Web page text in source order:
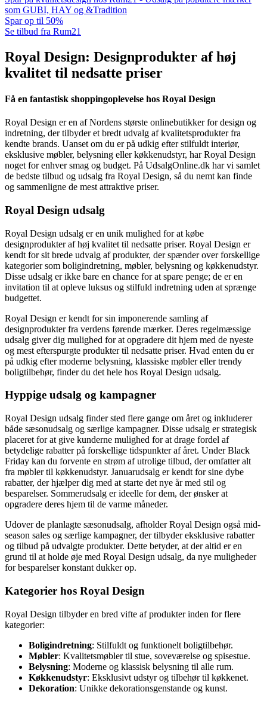
som GUBI, HAY og &Tradition
Spar op til 50%
Se tilbud fra Rum21
Royal Design: Designprodukter af høj
kvalitet til nedsatte priser
Få en fantastisk shoppingoplevelse hos Royal Design
Royal Design er en af Nordens største onlinebutikker for design og
indretning, der tilbyder et bredt udvalg af kvalitetsprodukter fra
kendte brands. Uanset om du er på udkig efter stilfuldt interiør,
eksklusive møbler, belysning eller køkkenudstyr, har Royal Design
noget for enhver smag og budget. På UdsalgOnline.dk har vi samlet
de bedste tilbud og udsalg fra Royal Design, så du nemt kan finde
og sammenligne de mest attraktive priser.
Royal Design udsalg
Royal Design udsalg er en unik mulighed for at købe
designprodukter af høj kvalitet til nedsatte priser. Royal Design er
kendt for sit brede udvalg af produkter, der spænder over forskellige
kategorier som boligindretning, møbler, belysning og køkkenudstyr.
Disse udsalg er ikke bare en chance for at spare penge; de er en
invitation til at opleve luksus og stilfuld indretning uden at sprænge
budgettet.
Royal Design er kendt for sin imponerende samling af
designprodukter fra verdens førende mærker. Deres regelmæssige
udsalg giver dig mulighed for at opgradere dit hjem med de nyeste
og mest efterspurgte produkter til nedsatte priser. Hvad enten du er
på udkig efter moderne belysning, klassiske møbler eller trendy
boligtilbehør, finder du det hele hos Royal Design udsalg.
Hyppige udsalg og kampagner
Royal Design udsalg finder sted flere gange om året og inkluderer
både sæsonudsalg og særlige kampagner. Disse udsalg er strategisk
placeret for at give kunderne mulighed for at drage fordel af
betydelige rabatter på forskellige tidspunkter af året. Under Black
Friday kan du forvente en strøm af utrolige tilbud, der omfatter alt
fra møbler til køkkenudstyr. Januarudsalg er kendt for sine dybe
rabatter, der hjælper dig med at starte det nye år med stil og
besparelser. Sommerudsalg er ideelle for dem, der ønsker at
opgradere deres hjem til de varme måneder.
Udover de planlagte sæsonudsalg, afholder Royal Design også mid-
season sales og særlige kampagner, der tilbyder eksklusive rabatter
og tilbud på udvalgte produkter. Dette betyder, at der altid er en
grund til at holde øje med Royal Design udsalg, da nye muligheder
for besparelser konstant dukker op.
Kategorier hos Royal Design
Royal Design tilbyder en bred vifte af produkter inden for flere
kategorier:
Boligindretning: Stilfuldt og funktionelt boligtilbehør.
Møbler: Kvalitetsmøbler til stue, soveværelse og spisestue.
Belysning: Moderne og klassisk belysning til alle rum.
Køkkenudstyr: Eksklusivt udstyr og tilbehør til køkkenet.
Dekoration: Unikke dekorationsgenstande og kunst.